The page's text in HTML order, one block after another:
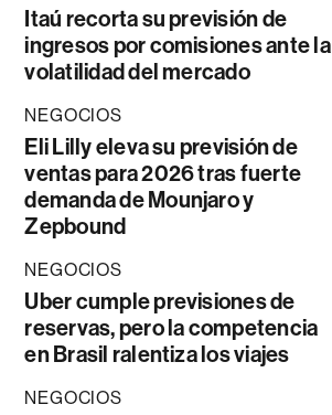
Itaú recorta su previsión de
ingresos por comisiones ante la
volatilidad del mercado
NEGOCIOS
Eli Lilly eleva su previsión de
ventas para 2026 tras fuerte
demanda de Mounjaro y
Zepbound
NEGOCIOS
Uber cumple previsiones de
reservas, pero la competencia
en Brasil ralentiza los viajes
NEGOCIOS